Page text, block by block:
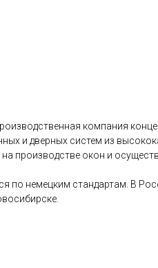
компания
и дверных систем из
производстве окон и
по немецким стандартам. В